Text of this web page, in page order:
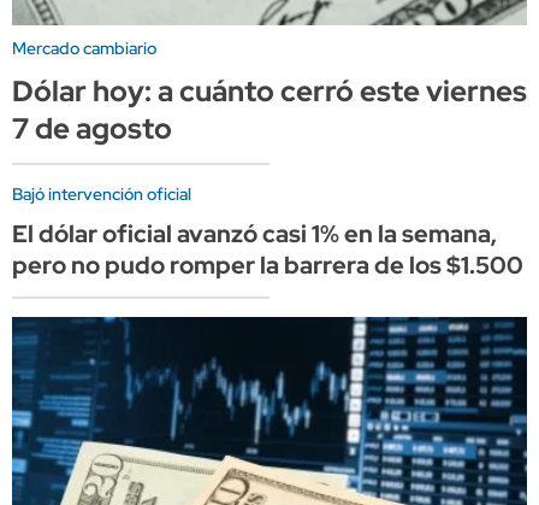
Mercado cambiario
Dólar hoy: a cuánto cerró este viernes
7 de agosto
Bajó intervención oficial
El dólar oficial avanzó casi 1% en la semana,
pero no pudo romper la barrera de los $1.500